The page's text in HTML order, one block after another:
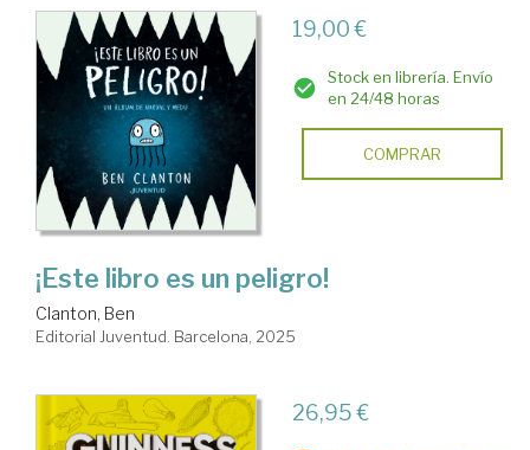
19,00 €
Stock en librería. Envío
en 24/48 horas
COMPRAR
¡Este libro es un peligro!
Clanton, Ben
Editorial Juventud. Barcelona, 2025
26,95 €